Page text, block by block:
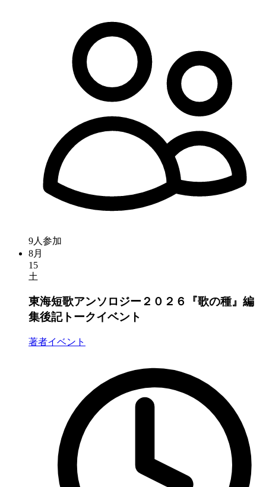
9人参加
8月
15
土
東海短歌アンソロジー２０２６『歌の種』編
集後記トークイベント
著者イベント